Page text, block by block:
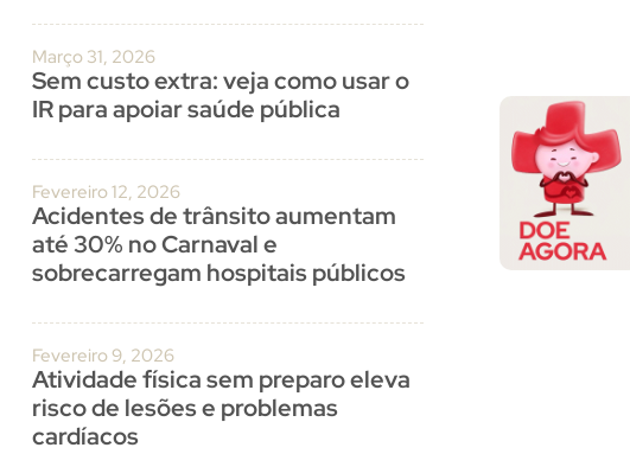
Março 31, 2026
Sem custo extra: veja como usar o
IR para apoiar saúde pública
Fevereiro 12, 2026
Acidentes de trânsito aumentam
até 30% no Carnaval e
sobrecarregam hospitais públicos
Fevereiro 9, 2026
Atividade física sem preparo eleva
risco de lesões e problemas
cardíacos